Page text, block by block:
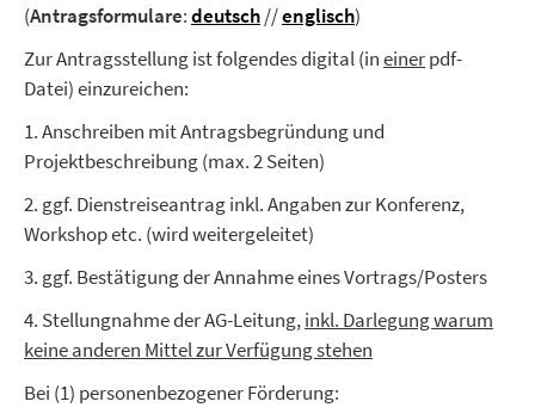
(Antragsformulare:deutsch//englisch)
Zur Antragsstellung ist folgendes digital (ineinerpdf-
Datei) einzureichen:
1. Anschreiben mit Antragsbegründung und
Projektbeschreibung (max. 2 Seiten)
2. ggf. Dienstreiseantrag inkl. Angaben zur Konferenz,
Workshop etc. (wird weitergeleitet)
3. ggf. Bestätigung der Annahme eines Vortrags/Posters
4. Stellungnahme der AG-Leitung,inkl. Darlegung warum
keine anderen Mittel zur Verfügung stehen
Bei (1) personenbezogener Förderung: